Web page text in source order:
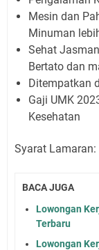
Mesin dan
Minuman
Sehat
Bertato dan
Ditempatkan
Gaji UMK
Kesehatan
Syarat Lamaran:
BACA JUGA
Lowongan
Terbaru
Lowongan